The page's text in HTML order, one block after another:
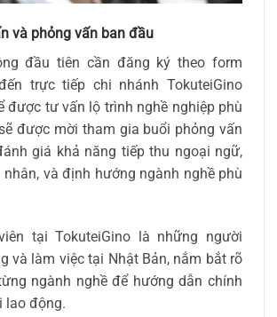
và phỏng vấn ban đầu
đầu tiên cần đăng ký theo form
trực tiếp chi nhánh TokuteiGino
được tư vấn lộ trình nghề nghiệp phù
được mời tham gia buổi phỏng vấn
giá khả năng tiếp thu ngoại ngữ,
và định hướng ngành nghề phù
tại TokuteiGino là những người
và làm việc tại Nhật Bản, nắm bắt rõ
ngành nghề để hướng dẫn chính
lao động.